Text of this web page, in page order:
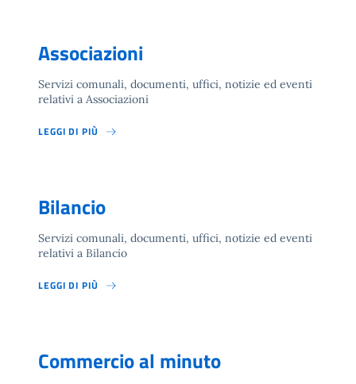
Associazioni
Servizi comunali, documenti, uffici, notizie ed eventi
relativi a Associazioni
LEGGI DI PIÙ
Bilancio
Servizi comunali, documenti, uffici, notizie ed eventi
relativi a Bilancio
LEGGI DI PIÙ
Commercio al minuto